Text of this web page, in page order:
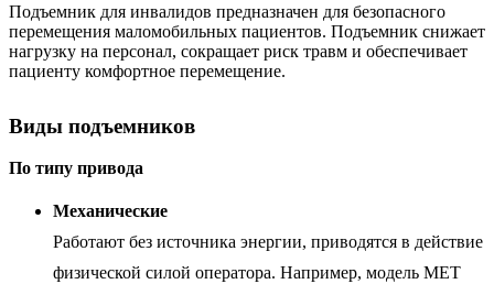
Подъемник для инвалидов предназначен для безопасного
перемещения маломобильных пациентов. Подъемник снижает
нагрузку на персонал, сокращает риск травм и обеспечивает
пациенту комфортное перемещение.
Виды подъемников
По типу привода
Механические
Работают без источника энергии, приводятся в действие
физической силой оператора. Например, модель MET